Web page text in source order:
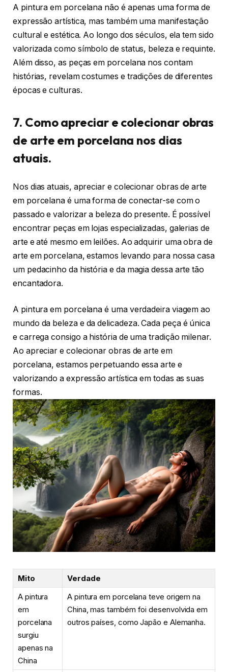
A pintura em porcelana não é apenas uma forma de
expressão artística, mas também uma manifestação
cultural e estética. Ao longo dos séculos, ela tem sido
valorizada como símbolo de status, beleza e requinte.
Além disso, as peças em porcelana nos contam
histórias, revelam costumes e tradições de diferentes
épocas e culturas.
7. Como apreciar e colecionar obras
de arte em porcelana nos dias
atuais.
Nos dias atuais, apreciar e colecionar obras de arte
em porcelana é uma forma de conectar-se com o
passado e valorizar a beleza do presente. É possível
encontrar peças em lojas especializadas, galerias de
arte e até mesmo em leilões. Ao adquirir uma obra de
arte em porcelana, estamos levando para nossa casa
um pedacinho da história e da magia dessa arte tão
encantadora.
A pintura em porcelana é uma verdadeira viagem ao
mundo da beleza e da delicadeza. Cada peça é única
e carrega consigo a história de uma tradição milenar.
Ao apreciar e colecionar obras de arte em
porcelana, estamos perpetuando essa arte e
valorizando a expressão artística em todas as suas
formas.
Mito
Verdade
A pintura
em
porcelana
surgiu
apenas na
China
A pintura em porcelana teve origem na
China, mas também foi desenvolvida em
outros países, como Japão e Alemanha.